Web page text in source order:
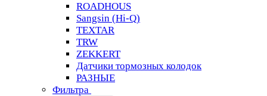
ROADHOUS
Sangsin (Hi-Q)
TEXTAR
TRW
ZEKKERT
Датчики тормозных колодок
РАЗНЫЕ
Фильтра